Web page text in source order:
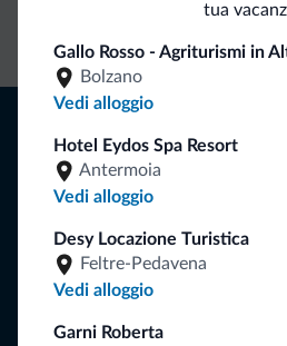
tua
Gallo Rosso - Agriturismi in
Bolzano
Vedi alloggio
Hotel Eydos Spa Resort
Antermoia
Vedi alloggio
Desy Locazione Turistica
Feltre-Pedavena
Vedi alloggio
Garni Roberta
Consigli dalle
Riceverai informazioni, offerte
ISCRIVITI ALLA